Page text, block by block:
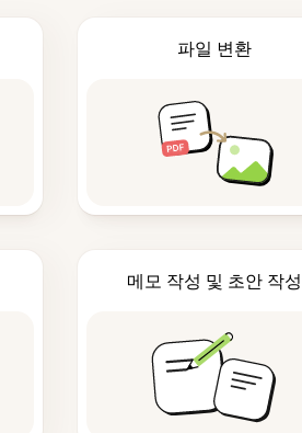
파일 변환
메모 작성 및 초안 작성